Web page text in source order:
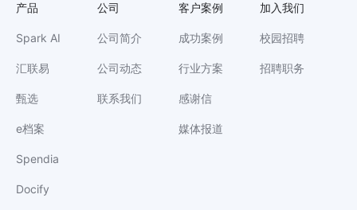
产品
Spark AI
汇联易
甄选
e档案
Spendia
Docify
公司
公司简介
公司动态
联系我们
客户案例
成功案例
行业方案
感谢信
媒体报道
加入我们
校园招聘
招聘职务